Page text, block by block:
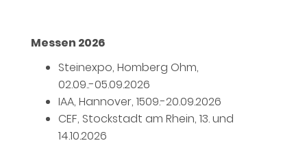
Messen 2026
Steinexpo, Homberg Ohm,
02.09..-05.09.2026
IAA, Hannover, 1509.-20.09.2026
CEF, Stockstadt am Rhein, 13. und
14.10.2026